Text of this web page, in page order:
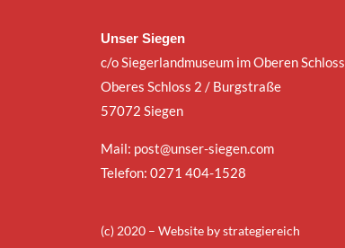
Unser Siegen
c/o Siegerlandmuseum im Oberen Schloss
Oberes Schloss 2 / Burgstraße
57072 Siegen
Mail: post@unser-siegen.com
Telefon: 0271 404-1528
(c) 2020 – Website bystrategiereich